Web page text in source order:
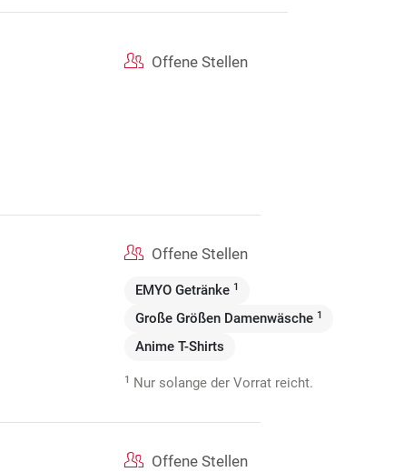
Offene Stellen
Offene Stellen
EMYO Getränke 1
Große Größen Damenwäsche 1
Anime T-Shirts
1 Nur solange der Vorrat reicht.
Offene Stellen